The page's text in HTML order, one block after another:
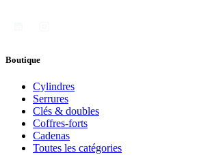
Boutique
Cylindres
Serrures
Clés & doubles
Coffres-forts
Cadenas
Toutes les catégories